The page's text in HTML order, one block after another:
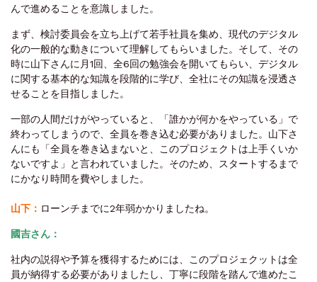
んで進めることを意識しました。
まず、検討委員会を立ち上げて若手社員を集め、現代のデジタル
化の一般的な動きについて理解してもらいました。そして、その
時に山下さんに月1回、全6回の勉強会を開いてもらい、デジタル
に関する基本的な知識を段階的に学び、全社にその知識を浸透さ
せることを目指しました。
一部の人間だけがやっていると、「誰かが何かをやっている」で
終わってしまうので、全員を巻き込む必要がありました。山下さ
んにも「全員を巻き込まないと、このプロジェクトは上手くいか
ないですよ」と言われていました。そのため、スタートするまで
にかなり時間を費やしました。
山下： ローンチまでに2年弱かかりましたね。
國吉さん：
社内の説得や予算を獲得するためには、このプロジェクットは全
員が納得する必要がありましたし、丁寧に段階を踏んで進めたこ